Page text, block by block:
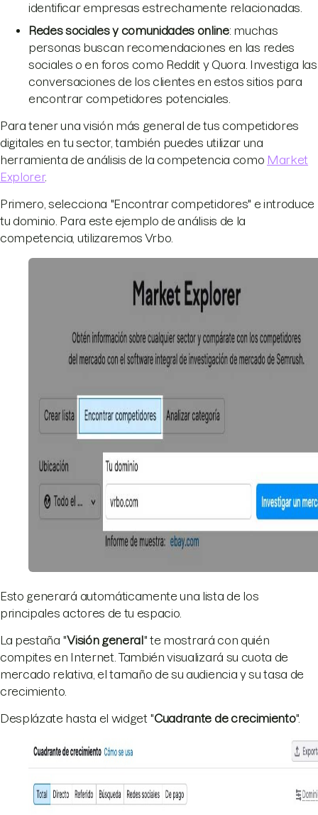
identificar empresas estrechamente relacionadas.
Redes sociales y comunidades online: muchas
personas buscan recomendaciones en las redes
sociales o en foros como Reddit y Quora. Investiga las
conversaciones de los clientes en estos sitios para
encontrar competidores potenciales.
Para tener una visión más general de tus competidores
digitales en tu sector, también puedes utilizar una
herramienta de análisis de la competencia como Market
Explorer.
Primero, selecciona "Encontrar competidores" e introduce
tu dominio. Para este ejemplo de análisis de la
competencia, utilizaremos Vrbo.
Esto generará automáticamente una lista de los
principales actores de tu espacio.
La pestaña "Visión general" te mostrará con quién
compites en Internet. También visualizará su cuota de
mercado relativa, el tamaño de su audiencia y su tasa de
crecimiento.
Desplázate hasta el widget "Cuadrante de crecimiento".